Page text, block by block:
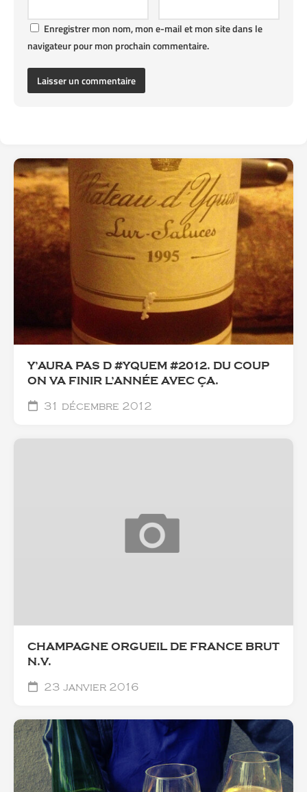
Enregistrer mon nom, mon e-mail et mon site dans le
navigateur pour mon prochain commentaire.
Y’AURA PAS D #YQUEM #2012. DU COUP
ON VA FINIR L’ANNÉE AVEC ÇA.
31 décembre 2012
CHAMPAGNE ORGUEIL DE FRANCE BRUT
N.V.
23 janvier 2016